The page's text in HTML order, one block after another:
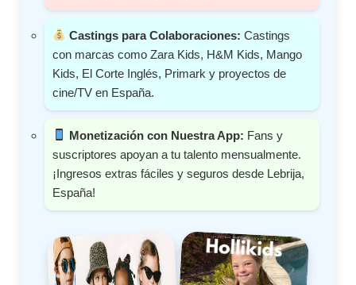
Castings para Colaboraciones: Castings
con marcas como Zara Kids, H&M Kids, Mango
Kids, El Corte Inglés, Primark y proyectos de
cine/TV en España.
Monetización con Nuestra App: Fans y
suscriptores apoyan a tu talento mensualmente.
¡Ingresos extras fáciles y seguros desde Lebrija,
España!